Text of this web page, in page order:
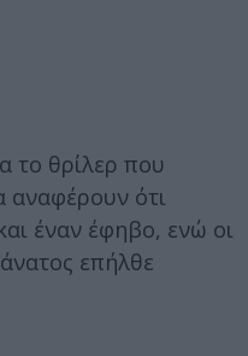
το θρίλερ που
αναφέρουν ότι
έναν έφηβο, ενώ οι
επήλθε